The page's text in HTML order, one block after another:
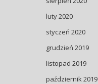
luty 2020
styczeń 2020
grudzień 2019
listopad 2019
październik 2019